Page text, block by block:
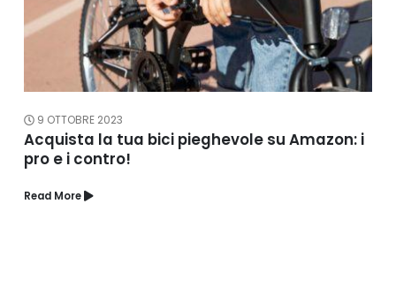
9 OTTOBRE 2023
Acquista la tua bici pieghevole su Amazon: i
pro e i contro!
Read More